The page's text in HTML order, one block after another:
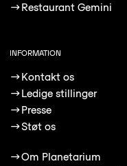
→Restaurant Gemini
INFORMATION
→Kontakt os
→Ledige stillinger
→Presse
→Støt os
→Om Planetarium